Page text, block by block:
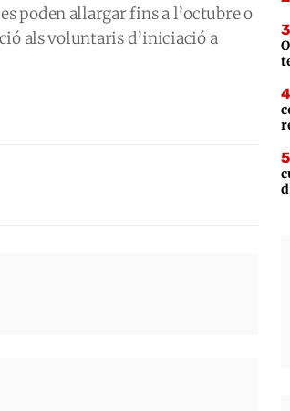
poden allargar fins a l’octubre o
als voluntaris d’iniciació a